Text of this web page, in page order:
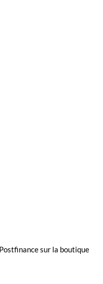
sur la boutique